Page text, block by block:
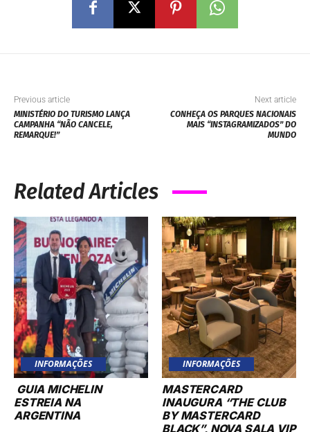
Previous article
MINISTÉRIO DO TURISMO LANÇA
CAMPANHA “NÃO CANCELE,
REMARQUE!”
Next article
CONHEÇA OS PARQUES NACIONAIS
MAIS “INSTAGRAMIZADOS” DO
MUNDO
Related Articles
INFORMAÇÕES
GUIA MICHELIN
ESTREIA NA
ARGENTINA
INFORMAÇÕES
MASTERCARD
INAUGURA “THE CLUB
BY MASTERCARD
BLACK”, NOVA SALA VIP